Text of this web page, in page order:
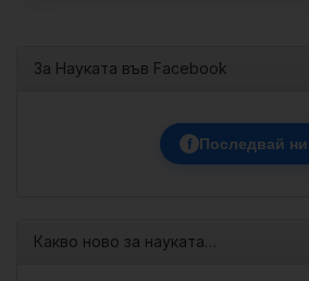
За Науката във Facebook
f Последвай ни
Какво ново за науката…